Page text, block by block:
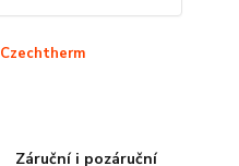
Czechtherm
Záruční i pozáruční